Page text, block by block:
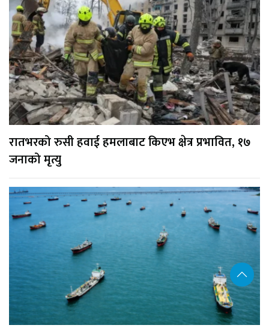
रातभरको रुसी हवाई हमलाबाट किएभ क्षेत्र प्रभावित, १७
जनाको मृत्यु